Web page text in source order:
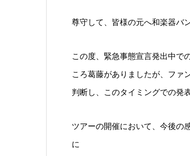
尊守して、皆様の元へ和楽器バ
この度、緊急事態宣言発出中で
ころ葛藤がありましたが、ファ
判断し、このタイミングでの発
ツアーの開催において、今後の
に